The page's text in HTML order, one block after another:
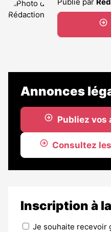
Annonces
Publiez vos
Consultez
Inscription à
Je souhaite recevoir